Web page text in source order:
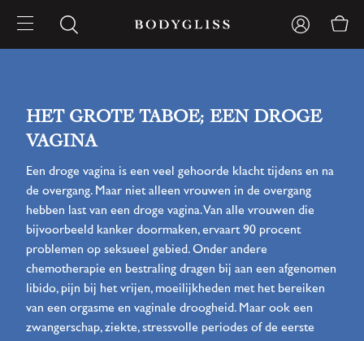
HET GROTE TABOE; EEN DROGE
VAGINA
Een droge vagina is een veel gehoorde klacht tijdens en na
de overgang. Maar niet alleen vrouwen in de overgang
hebben last van een droge vagina. Van alle vrouwen die
bijvoorbeeld kanker doormaken, ervaart 90 procent
problemen op seksueel gebied. Onder andere
chemotherapie en bestraling dragen bij aan een afgenomen
libido, pijn bij het vrijen, moeilijkheden met het bereiken
van een orgasme en vaginale droogheid. Maar ook een
zwangerschap, ziekte, stressvolle periodes of de eerste